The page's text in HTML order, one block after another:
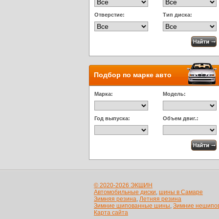
Отверстие: Тип диска:
Подбор по марке авто
Марка: Модель:
Год выпуска: Объем двиг.:
© 2020-2026 ЭКШИН
Автомобильные диски, шины в Самаре
Зимняя резина, Летняя резина
Зимние шипованные шины, Зимние
Карта сайта